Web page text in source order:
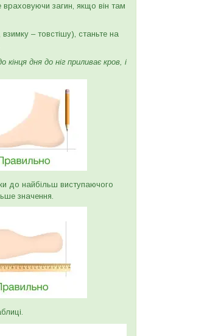
враховуючи загин, якщо він там
– товстішу), станьте на
дня до ніг приливає кров, і
до найбільш виступаючого
значення.